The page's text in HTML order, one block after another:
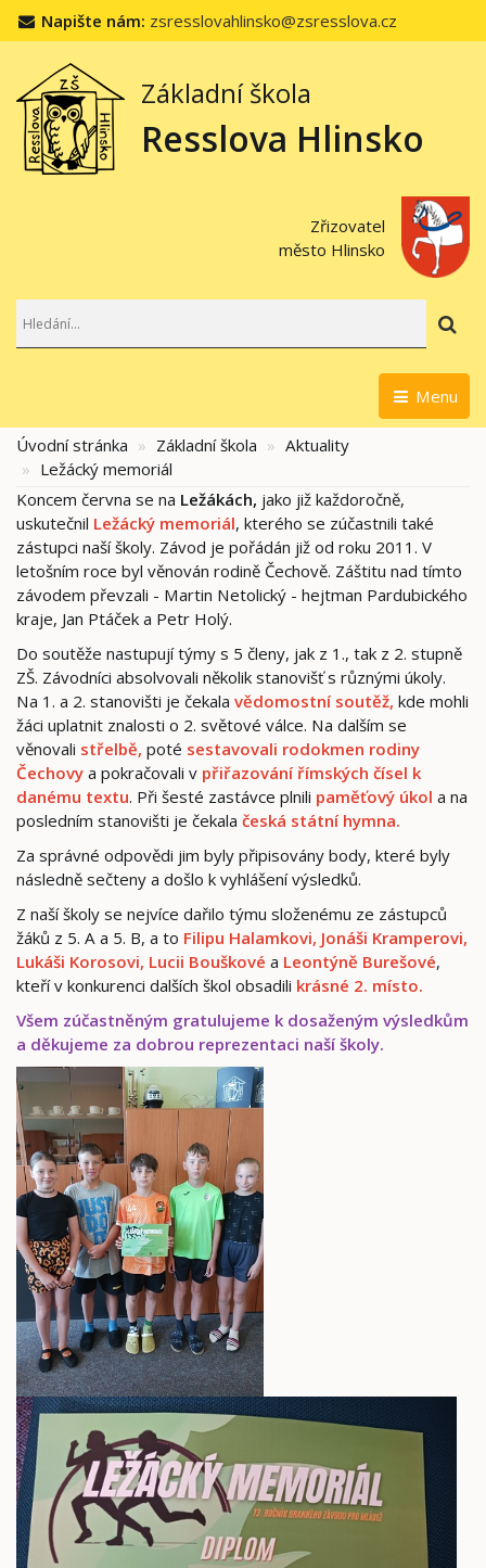
Napište nám: zsresslovahlinsko@zsresslova.cz
Základní škola
Resslova Hlinsko
Zřizovatel
město Hlinsko
Menu
Úvodní stránka Základní škola
Aktuality
Ležácký memoriál
Koncem června se na Ležákách, jako již každoročně,
uskutečnil Ležácký memoriál, kterého se zúčastnili také
zástupci naší školy. Závod je pořádán již od roku 2011. V
letošním roce byl věnován rodině Čechově. Záštitu nad tímto
závodem převzali - Martin Netolický - hejtman Pardubického
kraje, Jan Ptáček a Petr Holý.
Do soutěže nastupují týmy s 5 členy, jak z 1., tak z 2. stupně
ZŠ. Závodníci absolvovali několik stanovišť s různými úkoly.
Na 1. a 2. stanovišti je čekala vědomostní soutěž, kde mohli
žáci uplatnit znalosti o 2. světové válce. Na dalším se
věnovali střelbě, poté sestavovali rodokmen rodiny
Čechovy a pokračovali v přiřazování římských čísel k
danému textu. Při šesté zastávce plnili paměťový úkol a na
posledním stanovišti je čekala česká státní hymna.
Za správné odpovědi jim byly připisovány body, které byly
následně sečteny a došlo k vyhlášení výsledků.
Z naší školy se nejvíce dařilo týmu složenému ze zástupců
žáků z 5. A a 5. B, a to Filipu Halamkovi, Jonáši Kramperovi,
Lukáši Korosovi, Lucii Bouškové a Leontýně Burešové,
kteří v konkurenci dalších škol obsadili krásné 2. místo.
Všem zúčastněným gratulujeme k dosaženým výsledkům
a děkujeme za dobrou reprezentaci naší školy.